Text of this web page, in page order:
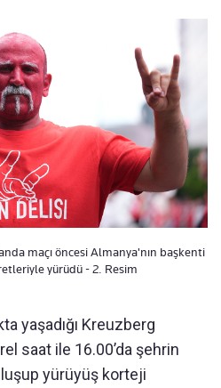
maçı öncesi Almanya'nın başkenti
yürüdü - 2. Resim
yaşadığı Kreuzberg
saat ile 16.00’da şehrin
yürüyüş korteji